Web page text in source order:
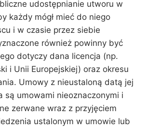
udostępnianie utworu w
każdy mógł mieć do niego
i w czasie przez siebie
również powinny być
dotyczy dana licencja (np.
i Unii Europejskiej) oraz okresu
Umowy z nieustaloną datą jej
są umowami nieoznaczonymi i
zerwane wraz z przyjęciem
ustalonym w umowie lub